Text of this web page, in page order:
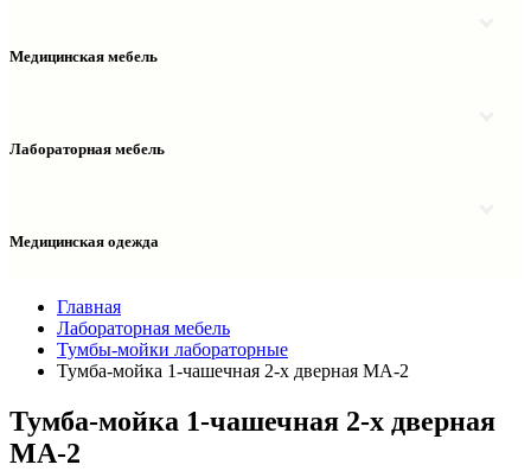
Надстройки
Столы рабочие
Шкафы колонки
Медицинская мебель
Шкафы колонки медицинские
Лабораторная мебель
Тумбы мойки лабораторные
Медицинская одежда
Главная
Лабораторная мебель
Тумбы-мойки лабораторные
Тумба-мойка 1-чашечная 2-х дверная МА-2
Тумба-мойка 1-чашечная 2-х дверная
МА-2